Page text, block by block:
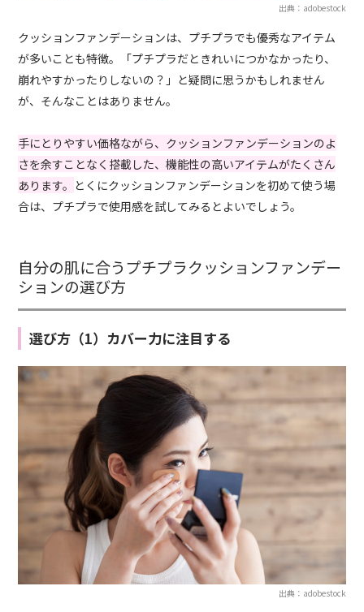
出典：adobestock
クッションファンデーションは、プチプラでも優秀なアイテム
が多いことも特徴。「プチプラだときれいにつかなかったり、
崩れやすかったりしないの？」と疑問に思うかもしれません
が、そんなことはありません。
手にとりやすい価格ながら、クッションファンデーションのよ
さを余すことなく搭載した、機能性の高いアイテムがたくさん
あります。 とくにクッションファンデーションを初めて使う場
合は、プチプラで使用感を試してみるとよいでしょう。
自分の肌に合うプチプラクッションファンデー
ションの選び方
選び方（1）カバー力に注目する
出典：adobestock